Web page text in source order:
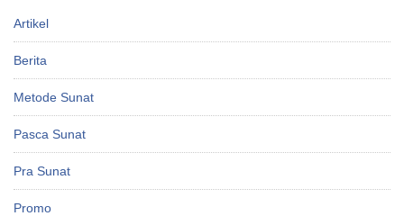
Artikel
Berita
Metode Sunat
Pasca Sunat
Pra Sunat
Promo